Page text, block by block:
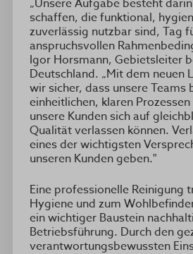
schaffen, die funktional,
zuverlässig nutzbar sind, Tag
anspruchsvollen
Igor Horsmann, Gebietsleiter
Deutschland. „Mit dem neuen
wir sicher, dass unsere Teams
einheitlichen, klaren
unsere Kunden sich auf
Qualität verlassen können.
eines der wichtigsten
unseren Kunden geben."
Eine professionelle Reinigung
Hygiene und zum
ein wichtiger Baustein
Betriebsführung. Durch den
verantwortungsbewussten